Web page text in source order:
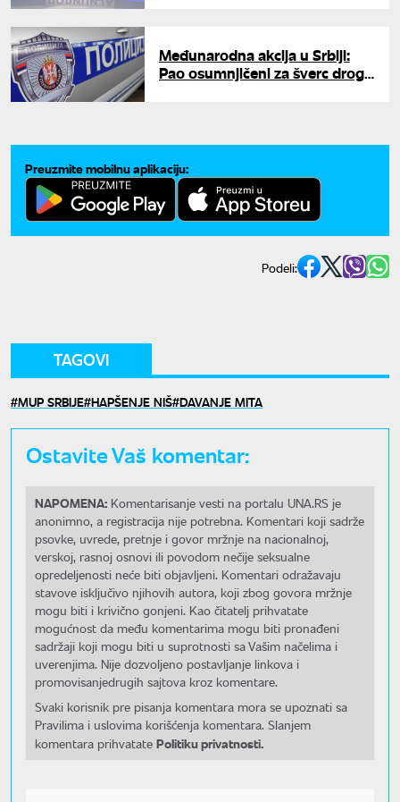
Međunarodna akcija u Srbiji:
Pao osumnjičeni za šverc droge
Preuzmite mobilnu aplikaciju:
Podeli:
TAGOVI
MUP SRBIJE HAPŠENJE NIŠ DAVANJE MITA
Ostavite Vaš komentar:
NAPOMENA: Komentarisanje vesti na portalu UNA.RS je
anonimno, a registracija nije potrebna. Komentari koji sadrže
psovke, uvrede, pretnje i govor mržnje na nacionalnoj,
verskoj, rasnoj osnovi ili povodom nečije seksualne
opredeljenosti neće biti objavljeni. Komentari odražavaju
stavove isključivo njihovih autora, koji zbog govora mržnje
mogu biti i krivično gonjeni. Kao čitatelj prihvatate
mogućnost da među komentarima mogu biti pronađeni
sadržaji koji mogu biti u suprotnosti sa Vašim načelima i
uverenjima. Nije dozvoljeno postavljanje linkova i
promovisanjedrugih sajtova kroz komentare.
Svaki korisnik pre pisanja komentara mora se upoznati sa
Pravilima i uslovima korišćenja komentara. Slanjem
komentara prihvatate Politiku privatnosti.